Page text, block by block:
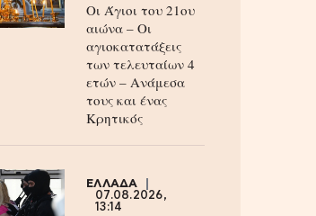
Οι Άγιοι του 21ου
αιώνα – Οι
αγιοκατατάξεις
των τελευταίων 4
ετών – Ανάμεσα
τους και ένας
Κρητικός
ΕΛΛΑΔΑ
07.08.2026,
13:14